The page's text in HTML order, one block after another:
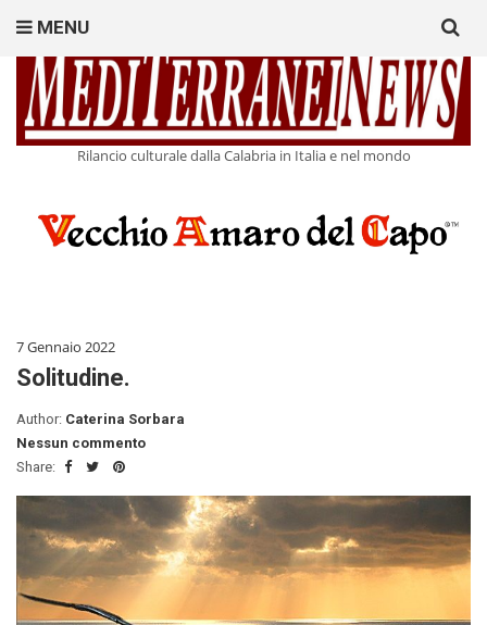
Rilancio culturale dalla Calabria in Italia e nel mondo
MENU
for:
7 Gennaio 2022
Solitudine.
Author: Caterina Sorbara
Nessun commento
Share: